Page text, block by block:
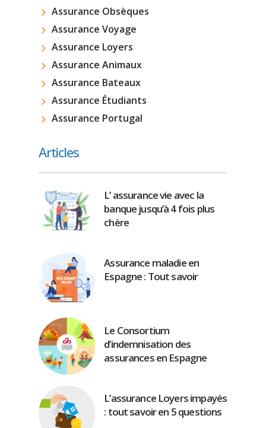
Assurance Obsèques
Assurance Voyage
Assurance Loyers
Assurance Animaux
Assurance Bateaux
Assurance Étudiants
Assurance Portugal
Articles
L’ assurance vie avec la
banque jusqu’à 4 fois plus
chère
Assurance maladie en
Espagne : Tout savoir
Le Consortium
d’indemnisation des
assurances en Espagne
L’assurance Loyers impayés
: tout savoir en 5 questions